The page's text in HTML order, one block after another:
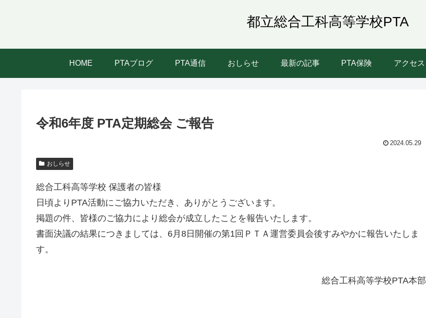
都立総合工科高等学校PTA
HOME PTAブログ PTA通信 おしらせ 最新の記事 PTA保険 アクセス
令和6年度 PTA定期総会 ご報告
2024.05.29
おしらせ
総合工科高等学校 保護者の皆様
日頃よりPTA活動にご協力いただき、ありがとうございます。
掲題の件、皆様のご協力により総会が成立したことを報告いたします。
書面決議の結果につきましては、6月8日開催の第1回ＰＴＡ運営委員会後すみやかに報告いたしま
す。
総合工科高等学校PTA本部